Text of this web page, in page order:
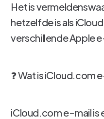
Het is
hetzelfde is als
verschillende Apple
❓ Wat is iCloud.com
iCloud.com e-mail is